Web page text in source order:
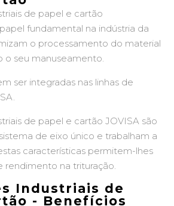
de papel e cartão
fundamental na indústria da
o processamento do material
o seu manuseamento.
ser integradas nas linhas de
de papel e cartão JOVISA são
de eixo único e trabalham a
características permitem-lhes
rendimento na trituração.
Industriais de
- Benefícios